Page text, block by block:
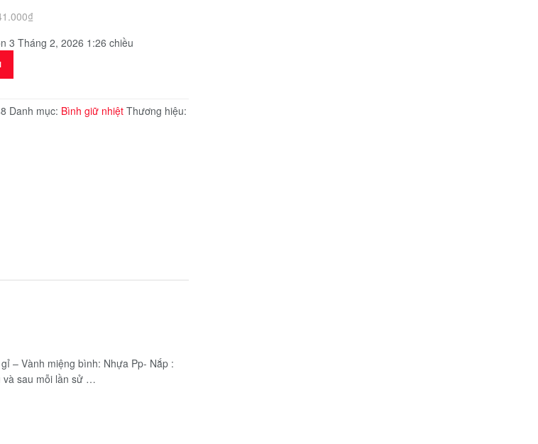
₫
tại
3 Tháng 2, 2026 1:26 chiều
Danh mục: Bình giữ nhiệt Thương hiệu:
– Vành miệng bình: Nhựa Pp- Nắp :
và sau mỗi lần sử …